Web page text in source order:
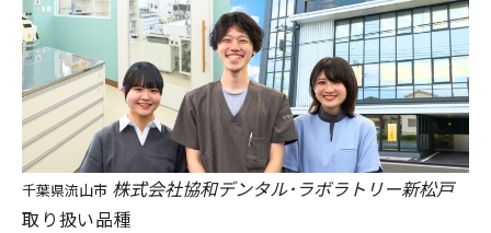
千葉県流山市 株式会社協和デンタル･ラボラトリー新松戸
取り扱い品種